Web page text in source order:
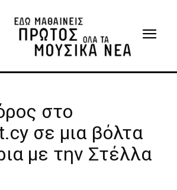
στο
σε μια βόλτα
με την Στέλλα